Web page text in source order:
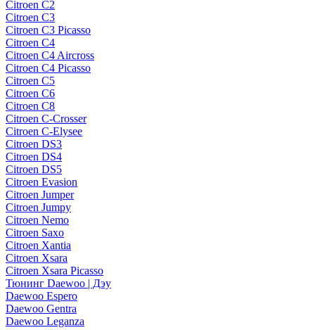
Citroen C2
Citroen C3
Citroen C3 Picasso
Citroen C4
Citroen C4 Aircross
Citroen C4 Picasso
Citroen C5
Citroen C6
Citroen C8
Citroen C-Crosser
Citroen C-Elysee
Citroen DS3
Citroen DS4
Citroen DS5
Citroen Evasion
Citroen Jumper
Citroen Jumpy
Citroen Nemo
Citroen Saxo
Citroen Xantia
Citroen Xsara
Citroen Xsara Picasso
Тюнинг Daewoo | Дэу
Daewoo Espero
Daewoo Gentra
Daewoo Leganza